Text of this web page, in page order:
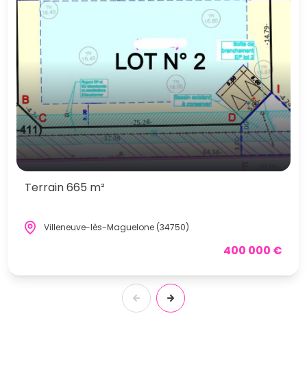
Terrain 665 m²
Villeneuve-lès-Maguelone (34750)
400 000 €